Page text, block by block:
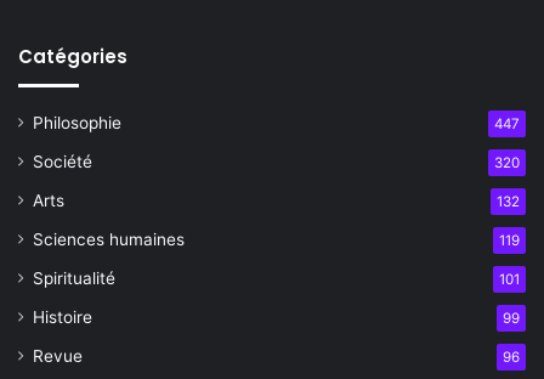
Catégories
Philosophie 447
Société 320
Arts 132
Sciences humaines 119
Spiritualité 101
Histoire 99
Revue 96